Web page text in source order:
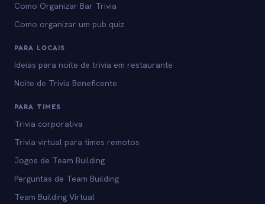
Como Organizar Bar Trivia
Como organizar um pub quiz
PARA LOCAIS
Ideias para noite de trivia em restaurante
Noite de Trivia Beneficente
PARA TIMES
Trivia corporativa
Trivia virtual para times remotos
Jogos de Team Building
Perguntas de Team Building
Team Building Virtual